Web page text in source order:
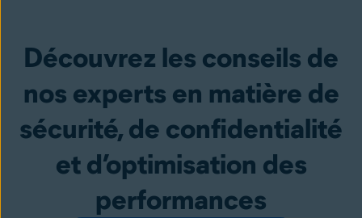
Découvrez les conseils de
nos experts en matière de
sécurité, de confidentialité
et d’optimisation des
performances